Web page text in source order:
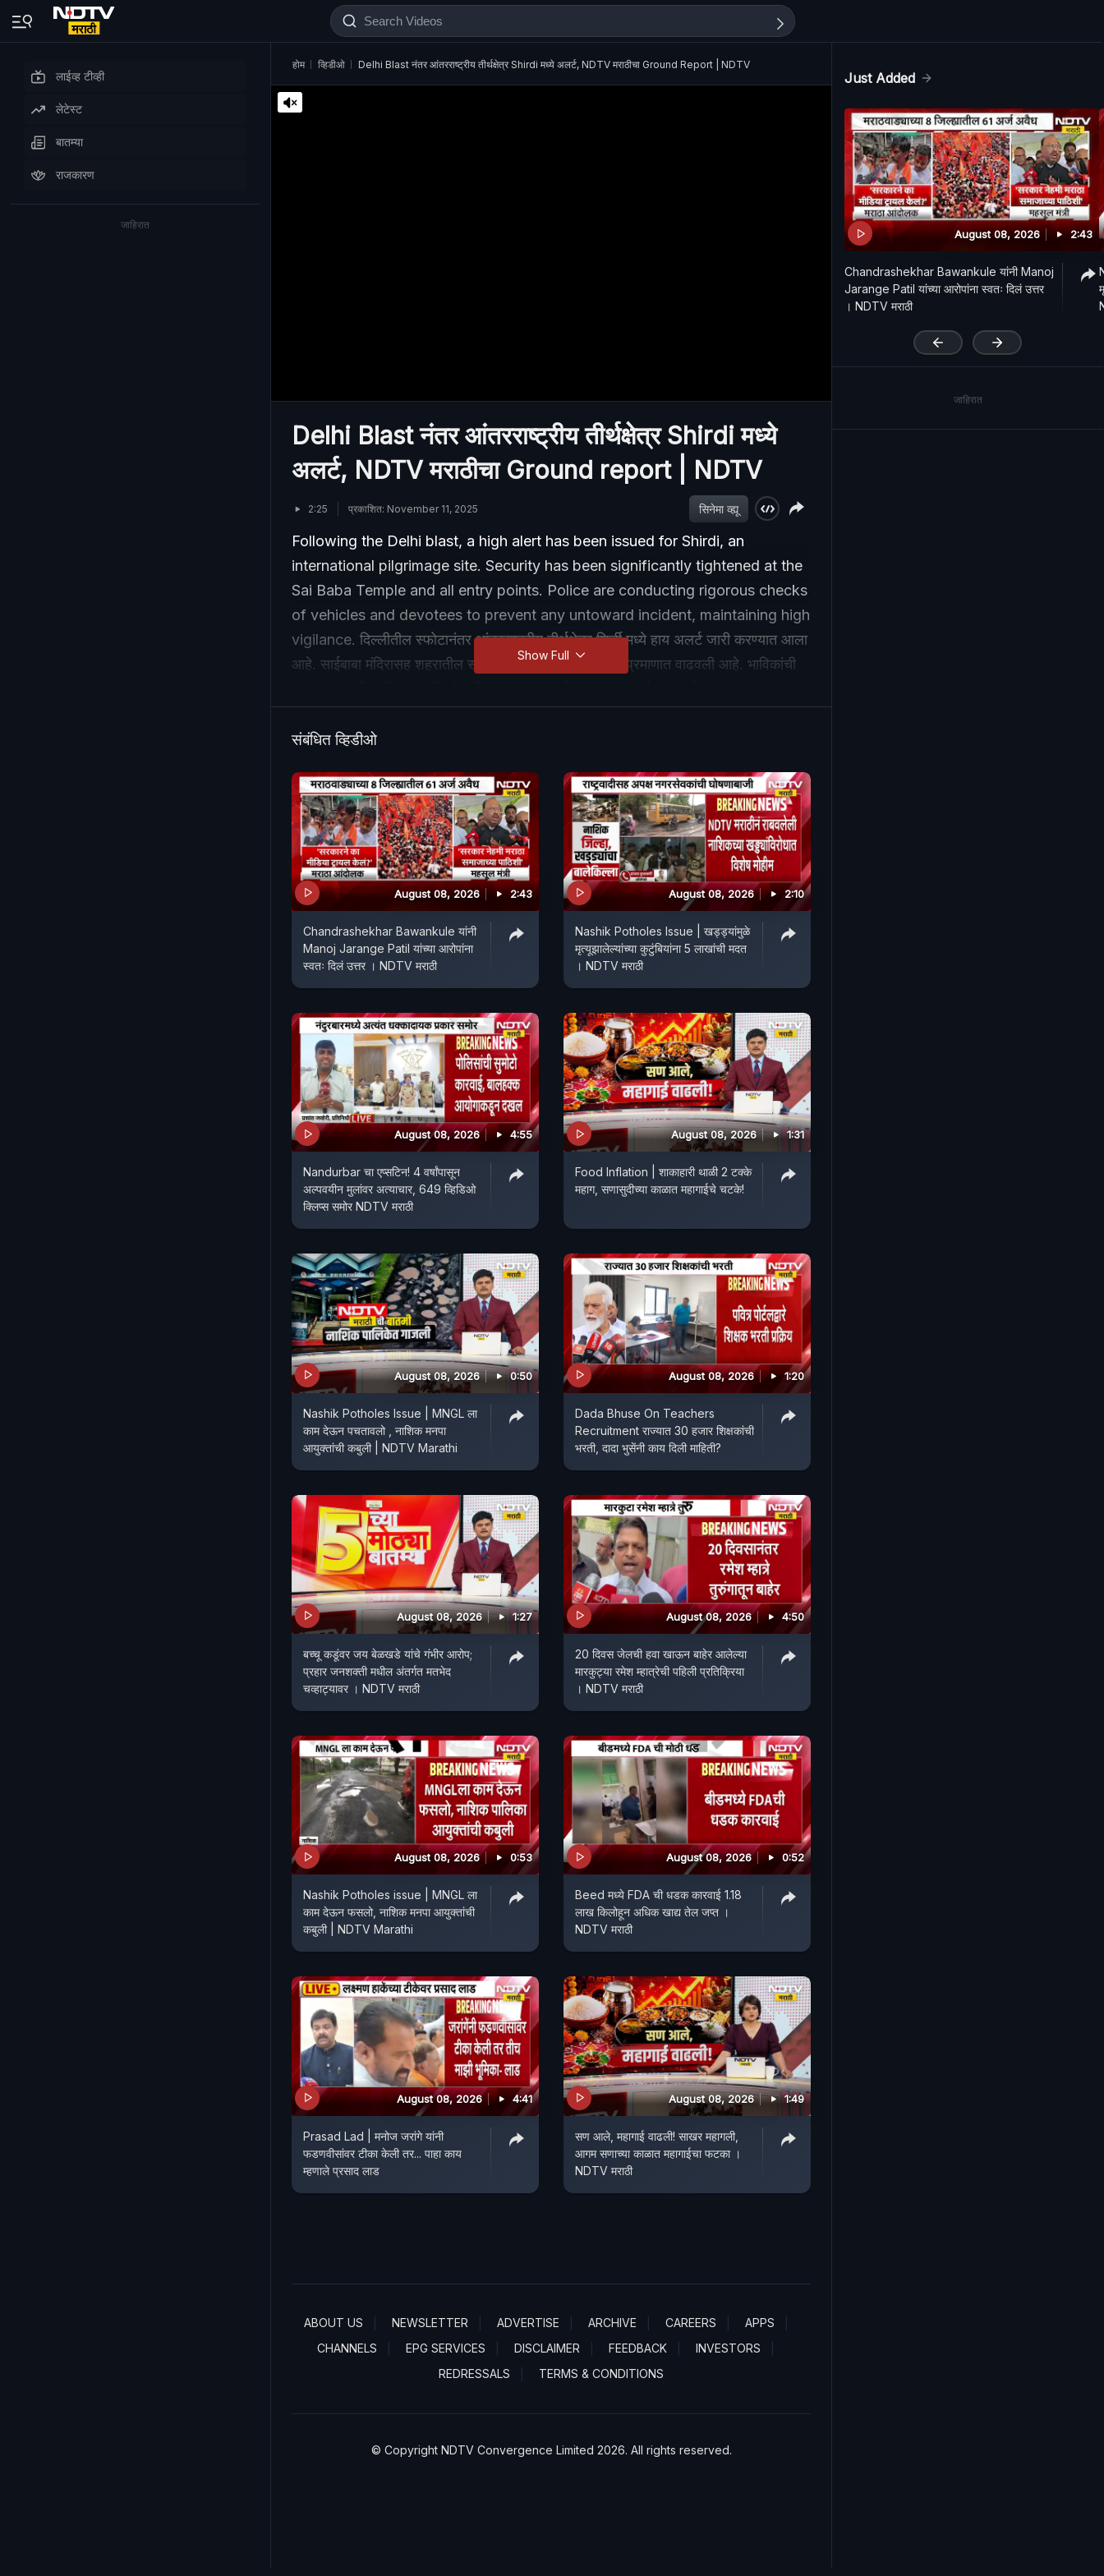
लाईव्ह टीव्ही
लेटेस्ट
बातम्या
राजकारण
जाहिरात
होम व्हिडीओ Delhi Blast नंतर आंतरराष्ट्रीय तीर्थक्षेत्र Shirdi मध्ये अलर्ट, NDTV मराठीचा Ground Report | NDTV
Delhi Blast नंतर आंतरराष्ट्रीय तीर्थक्षेत्र Shirdi मध्ये
अलर्ट, NDTV मराठीचा Ground report | NDTV
2:25 प्रकाशित: November 11, 2025 सिनेमा व्ह्यू
Following the Delhi blast, a high alert has been issued for Shirdi, an
international pilgrimage site. Security has been significantly tightened at the
Sai Baba Temple and all entry points. Police are conducting rigorous checks
of vehicles and devotees to prevent any untoward incident, maintaining high
vigilance. दिल्लीतील स्फोटानंतर आंतरराष्ट्रीय तीर्थक्षेत्र शिर्डी मध्ये हाय अलर्ट जारी करण्यात आला
आहे. साईबाबा मंदिरासह शहरातील सर्व प्रवेशद्वारांवर सुरक्षा मोठ्या प्रमाणात वाढवली आहे. भाविकांची
Show Full
संबंधित व्हिडीओ
August 08, 2026 2:43
Chandrashekhar Bawankule यांनी
Manoj Jarange Patil यांच्या आरोपांना
स्वतः दिलं उत्तर । NDTV मराठी
August 08, 2026 2:10
Nashik Potholes Issue | खड्ड्यांमुळे
मृत्यूझालेल्यांच्या कुटुंबियांना 5 लाखांची मदत
। NDTV मराठी
August 08, 2026 4:55
Nandurbar चा एप्सटिन! 4 वर्षांपासून
अल्पवयीन मुलांवर अत्याचार, 649 व्हिडिओ
क्लिप्स समोर NDTV मराठी
August 08, 2026 1:31
Food Inflation | शाकाहारी थाळी 2 टक्के
महाग, सणासुदीच्या काळात महागाईचे चटके!
August 08, 2026 0:50
Nashik Potholes Issue | MNGL ला
काम देऊन पचतावलो , नाशिक मनपा
आयुक्तांची कबुली | NDTV Marathi
August 08, 2026 1:20
Dada Bhuse On Teachers
Recruitment राज्यात 30 हजार शिक्षकांची
भरती, दादा भुसेंनी काय दिली माहिती?
August 08, 2026 1:27
बच्चू कडूंवर जय बेळखडे यांचे गंभीर आरोप;
प्रहार जनशक्ती मधील अंतर्गत मतभेद
चव्हाट्यावर । NDTV मराठी
August 08, 2026 4:50
20 दिवस जेलची हवा खाऊन बाहेर आलेल्या
मारकुट्या रमेश म्हात्रेची पहिली प्रतिक्रिया
। NDTV मराठी
August 08, 2026 0:53
Nashik Potholes issue | MNGL ला
काम देऊन फसलो, नाशिक मनपा आयुक्तांची
कबुली | NDTV Marathi
August 08, 2026 0:52
Beed मध्ये FDA ची धडक कारवाई 1.18
लाख किलोहून अधिक खाद्य तेल जप्त ।
NDTV मराठी
August 08, 2026 4:41
Prasad Lad | मनोज जरांगे यांनी
फडणवीसांवर टीका केली तर... पाहा काय
म्हणाले प्रसाद लाड
August 08, 2026 1:49
सण आले, महागाई वाढली! साखर महागली,
आगम सणाच्या काळात महागाईचा फटका ।
NDTV मराठी
ABOUT US NEWSLETTER ADVERTISE ARCHIVE CAREERS
APPS
CHANNELS
EPG SERVICES DISCLAIMER FEEDBACK
INVESTORS
REDRESSALS
TERMS & CONDITIONS
© Copyright NDTV Convergence Limited 2026. All rights reserved.
Just Added
August 08, 2026 2:43
Chandrashekhar Bawankule यांनी Manoj
Jarange Patil यांच्या आरोपांना स्वतः दिलं उत्तर
। NDTV मराठी
जाहिरात